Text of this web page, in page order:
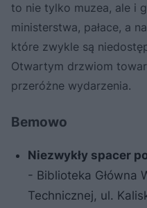
to nie tylko muzea, ale i
ministerstwa, pałace, a
które zwykle są
Otwartym drzwiom
przeróżne wydarzenia.
Bemowo
Niezwykły spacer
- Biblioteka Główna
Technicznej, ul.